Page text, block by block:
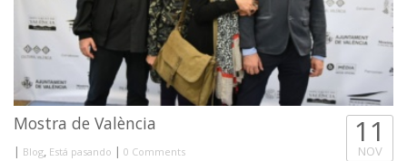
Mostra de València
| Blog, Está pasando | 0 Comments
11
NOV